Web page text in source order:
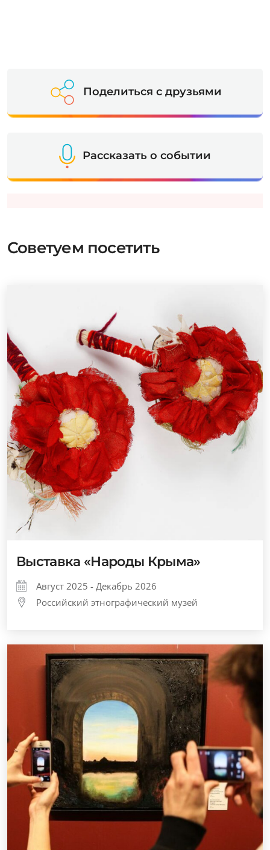
Поделиться с друзьями
Рассказать о событии
Советуем посетить
Выставка «Народы Крыма»
Август 2025 - Декабрь 2026
Российский этнографический музей